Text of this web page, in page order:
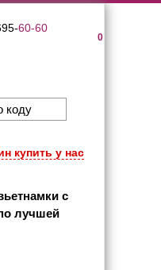
0
60-60
купить у нас
с
лучшей